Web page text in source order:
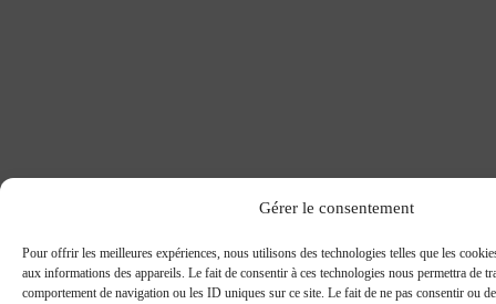
Gérer le consentement
Pour offrir les meilleures expériences, nous utilisons des technologies telles que les
aux informations des appareils. Le fait de consentir à ces technologies nous permettra de
comportement de navigation ou les ID uniques sur ce site. Le fait de ne pas consentir ou